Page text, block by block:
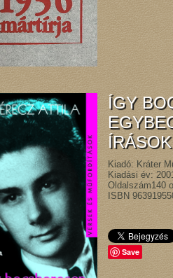
ÍGY
ÍRÁSOK
Kiadó: Kráter
Kiadási év:
Oldalszám140
ISBN
Save